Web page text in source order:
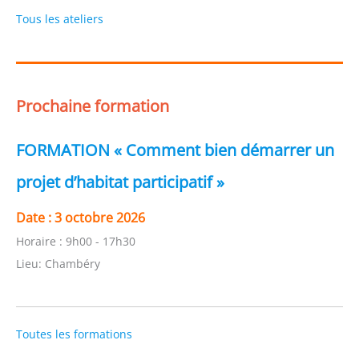
Tous les ateliers
Prochaine formation
FORMATION « Comment bien démarrer un
projet d’habitat participatif »
Date :3 octobre 2026
Horaire : 9h00 - 17h30
Lieu: Chambéry
Toutes les formations